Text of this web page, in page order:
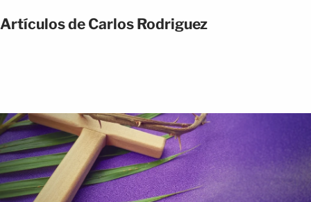
Artículos de Carlos Rodriguez